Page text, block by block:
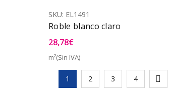
SKU: EL1491
Roble blanco claro
28,78€
m²(Sin IVA)
1 2 3 4